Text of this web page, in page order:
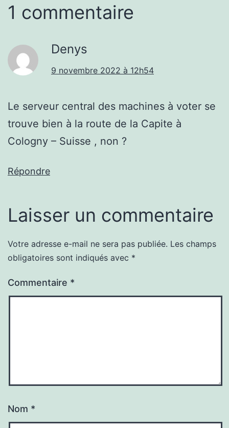
1 commentaire
Denys
9 novembre 2022 à 12h54
Le serveur central des machines à voter se
trouve bien à la route de la Capite à
Cologny – Suisse , non ?
Répondre
Laisser un commentaire
Votre adresse e-mail ne sera pas publiée. Les champs
obligatoires sont indiqués avec *
Commentaire *
Nom *